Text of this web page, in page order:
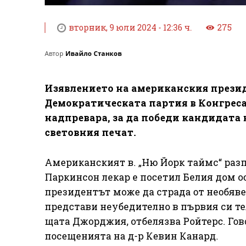
вторник, 9 юли 2024 - 12:36 ч. 275
Автор Ивайло Станков
Изявлението на американския
Демократическата партия в
надпревара, за да победи
световния печат.
Американският в. „Ню Йорк таймс“
Паркинсон лекар е посетил Белия дом
президентът може да страда от
представи неубедително в първия си
щата Джорджия, отбелязва Ройтерс.
посещенията на д-р Кевин Канард.